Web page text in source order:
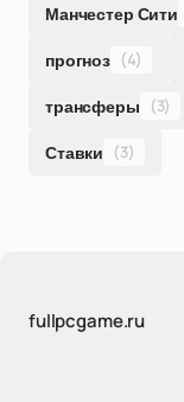
Манчестер Сити
прогноз (4)
трансферы (3)
Ставки (3)
fullpcgame.ru